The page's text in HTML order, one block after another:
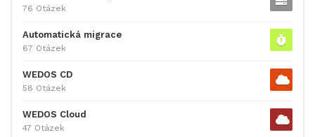
76 Otázek
Automatická migrace
67 Otázek
WEDOS CD
58 Otázek
WEDOS Cloud
47 Otázek